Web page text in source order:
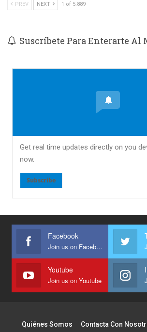
PREV NEXT 1 of 5.889
Suscríbete Para Enterarte Al
Get real time updates directly on you
now.
Subscribe
Facebook
Join us on Facebook
Youtube
Join us on Youtube
Quiénes Somos Contacta Con